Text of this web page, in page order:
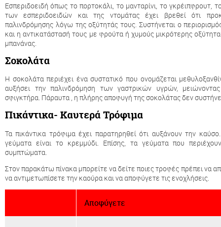
Εσπεριδοειδή όπως το πορτοκάλι, το μανταρίνι, το γκρέιπφρουτ,
των εσπεριδοειδών και της ντομάτας έχει βρεθεί ότι
παλινδρόμησης λόγω της οξύτητάς τους. Συστήνεται ο
και η αντικατάστασή τους με φρούτα ή χυμούς μικρότερης
μπανάνας.
Σοκολάτα
Η σοκολάτα περιέχει ένα συστατικό που ονομάζεται
αυξήσει την παλινδρόμηση των γαστρικών υγρών,
σφιγκτήρα. Πάραυτα , η πλήρης αποφυγή της σοκολάτας δεν
Πικάντικα- Καυτερά Τρόφιμα
Τα πικάντικα τρόφιμα έχει παρατηρηθεί ότι αυξάνουν την
γεύματα είναι το κρεμμύδι. Επίσης, τα γεύματα που
συμπτώματα.
Στον παρακάτω πίνακα μπορείτε να δείτε ποιες τροφές πρέπει να
να αντιμετωπίσετε την καούρα και να αποφύγετε τις ενοχλήσεις.
Αποφύγετε